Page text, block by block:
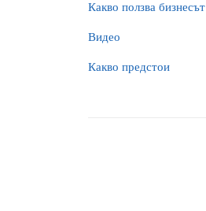
Какво ползва бизнесът
Видео
Какво предстои